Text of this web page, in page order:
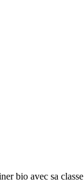
bio avec sa classe